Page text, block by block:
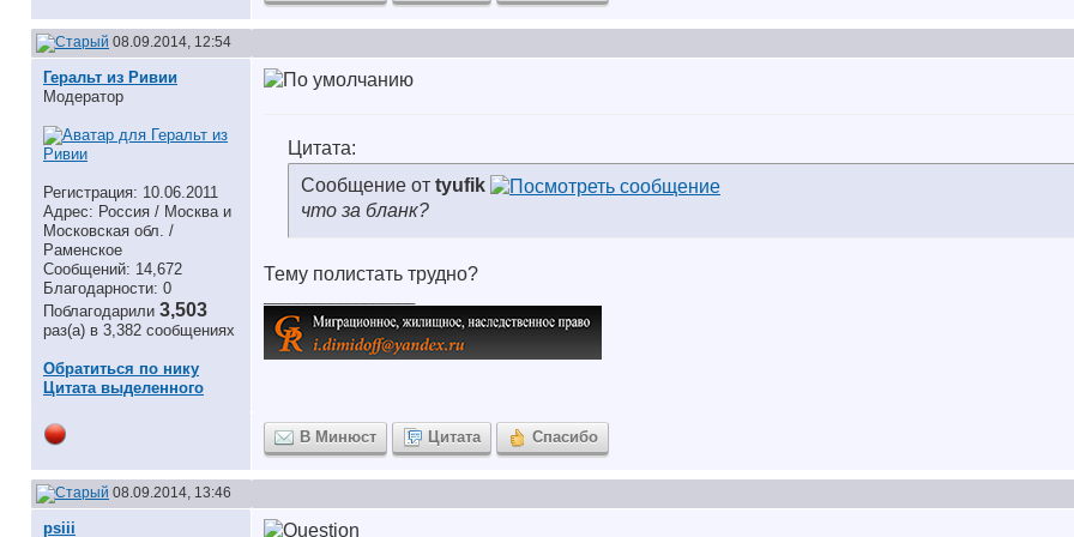
08.09.2014, 12:54
Геральт из Ривии
Модератор
Регистрация: 10.06.2011
Адрес: Россия / Москва и
Московская обл. /
Раменское
Сообщений: 14,672
Благодарности: 0
Поблагодарили 3,503
раз(а) в 3,382 сообщениях
Обратиться по нику
Цитата выделенного
Цитата:
Сообщение от tyufik
что за бланк?
Тему полистать трудно?
В Минюст Цитата Спасибо
08.09.2014, 13:46
psiii